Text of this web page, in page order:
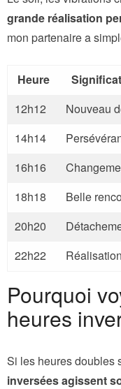
grande réalisation
mon partenaire a
Heure
12h12
Nouveau
14h14
16h16
18h18
Belle
20h20
22h22
Réalisation
Pourquoi
heures
Si les heures doubles
inversées agissent